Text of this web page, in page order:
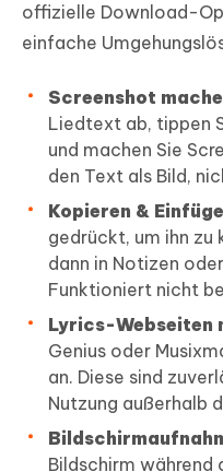
offizielle Download-
einfache
Screenshot
Liedtext ab, tippen
und machen Sie
den Text als Bild,
Kopieren &
gedrückt, um ihn zu
dann in Notizen
Funktioniert nicht
Lyrics-Webseiten
Genius oder
an. Diese sind
Nutzung außerhalb
Bildschirm während